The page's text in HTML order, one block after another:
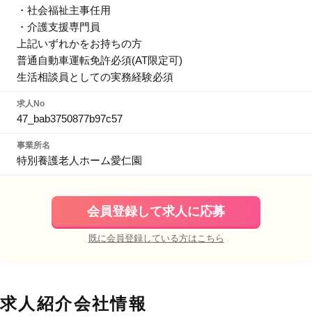
・社会福祉主事任用
・介護支援専門員
上記いずれかをお持ちの方
普通自動車運転免許必須(AT限定可)
生活相談員としての実務経験必須
求人No
47_bab3750877b97c57
事業所名
特別養護老人ホーム愛仁園
会員登録して求人に応募
既に会員登録している方はこちら
求人紹介会社情報